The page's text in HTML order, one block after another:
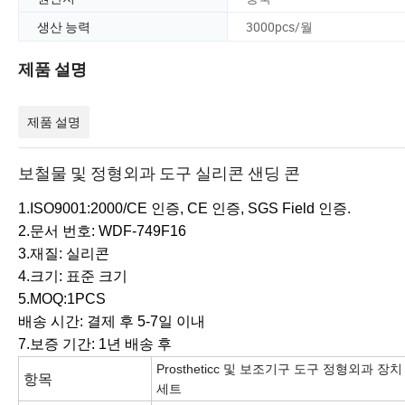
생산 능력
3000pcs/월
제품 설명
제품 설명
보철물 및 정형외과 도구 실리콘 샌딩 콘
1.ISO9001:2000/CE 인증, CE 인증, SGS Field 인증.
2.문서 번호: WDF-749F16
3.재질: 실리콘
4.크기: 표준 크기
5.MOQ:1PCS
배송 시간: 결제 후 5-7일 이내
7.보증 기간: 1년 배송 후
항목
Prostheticc 및 보조기구 도구 정형외과 장
세트